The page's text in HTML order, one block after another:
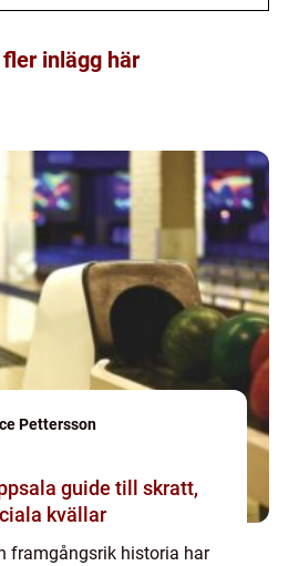
fler inlägg här
Pettersson
till skratt,
kvällar
framgångsrik historia har